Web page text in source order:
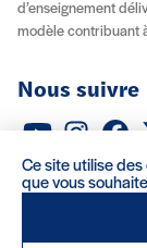
d’enseignement
modèle contribuant
Nous suivre
À propos
Ce site utilise
que vous